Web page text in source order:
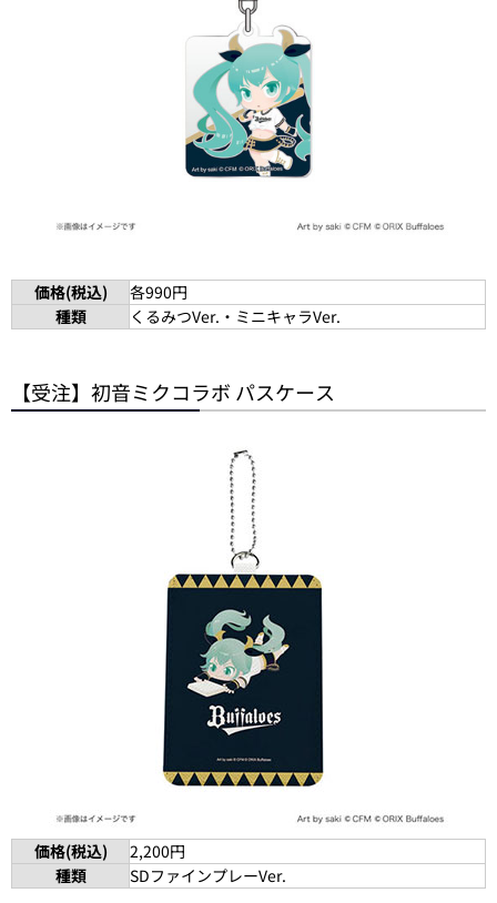
価格(税込)
各990円
種類
くるみつVer.・ミニキャラVer.
【受注】初音ミクコラボ パスケース
価格(税込)
2,200円
種類
SDファインプレーVer.